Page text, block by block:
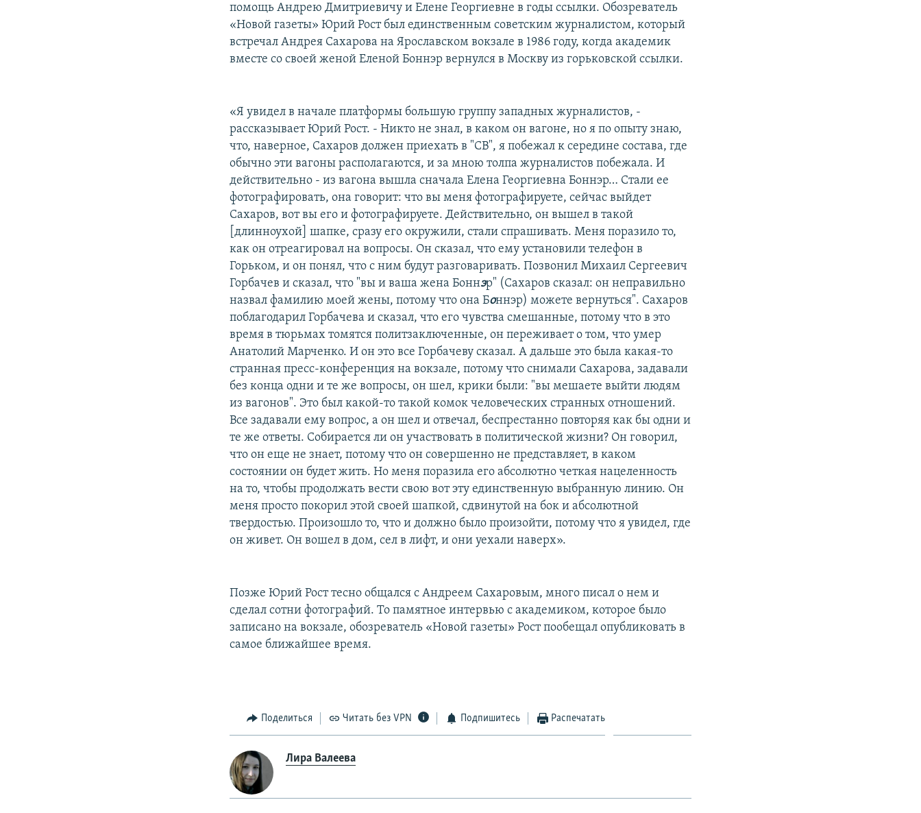
помощь Андрею Дмитриевичу и Елене Георгиевне в годы ссылки. Обозреватель
«Новой газеты» Юрий Рост был единственным советским журналистом, который
встречал Андрея Сахарова на Ярославском вокзале в 1986 году, когда академик
вместе со своей женой Еленой Боннэр вернулся в Москву из горьковской ссылки.
«Я увидел в начале платформы большую группу западных журналистов, -
рассказывает Юрий Рост. - Никто не знал, в каком он вагоне, но я по опыту знаю,
что, наверное, Сахаров должен приехать в "СВ", я побежал к середине состава, где
обычно эти вагоны располагаются, и за мною толпа журналистов побежала. И
действительно - из вагона вышла сначала Елена Георгиевна Боннэр… Стали ее
фотографировать, она говорит: что вы меня фотографируете, сейчас выйдет
Сахаров, вот вы его и фотографируете. Действительно, он вышел в такой
[длинноухой] шапке, сразу его окружили, стали спрашивать. Меня поразило то,
как он отреагировал на вопросы. Он сказал, что ему установили телефон в
Горьком, и он понял, что с ним будут разговаривать. Позвонил Михаил Сергеевич
Горбачев и сказал, что "вы и ваша жена Боннэр" (Сахаров сказал: он неправильно
назвал фамилию моей жены, потому что она Боннэр) можете вернуться". Сахаров
поблагодарил Горбачева и сказал, что его чувства смешанные, потому что в это
время в тюрьмах томятся политзаключенные, он переживает о том, что умер
Анатолий Марченко. И он это все Горбачеву сказал. А дальше это была какая-то
странная пресс-конференция на вокзале, потому что снимали Сахарова, задавали
без конца одни и те же вопросы, он шел, крики были: "вы мешаете выйти людям
из вагонов". Это был какой-то такой комок человеческих странных отношений.
Все задавали ему вопрос, а он шел и отвечал, беспрестанно повторяя как бы одни и
те же ответы. Собирается ли он участвовать в политической жизни? Он говорил,
что он еще не знает, потому что он совершенно не представляет, в каком
состоянии он будет жить. Но меня поразила его абсолютно четкая нацеленность
на то, чтобы продолжать вести свою вот эту единственную выбранную линию. Он
меня просто покорил этой своей шапкой, сдвинутой на бок и абсолютной
твердостью. Произошло то, что и должно было произойти, потому что я увидел, где
он живет. Он вошел в дом, сел в лифт, и они уехали наверх».
Позже Юрий Рост тесно общался с Андреем Сахаровым, много писал о нем и
сделал сотни фотографий. То памятное интервью с академиком, которое было
записано на вокзале, обозреватель «Новой газеты» Рост пообещал опубликовать в
самое ближайшее время.
Поделиться Читать без VPN Подпишитесь Распечатать
Лира Валеева